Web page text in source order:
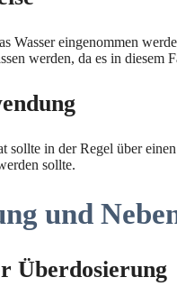
Wasser eingenommen
werden, da es in diesem
sollte in der Regel über
sollte.
und
Überdosierung